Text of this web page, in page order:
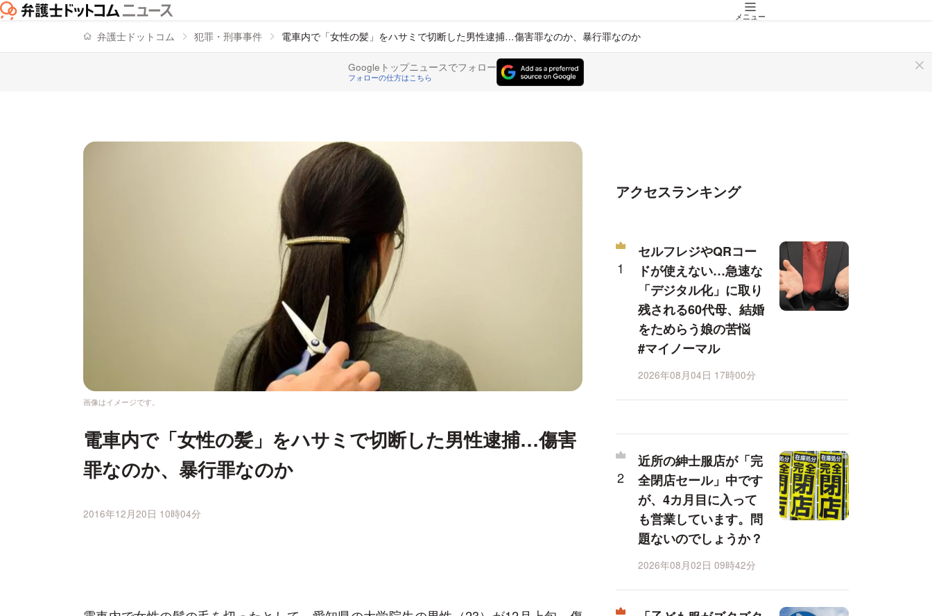
メニュー
弁護士ドットコム 犯罪・刑事事件 電車内で「女性の髪」をハサミで切断した男性逮捕…傷害罪なのか、暴行罪なのか
Googleトップニュースでフォロー
フォローの仕方はこちら
画像はイメージです。
電車内で「女性の髪」をハサミで切断した男性逮捕…傷害
罪なのか、暴行罪なのか
2016年12月20日 10時04分
アクセスランキング
セルフレジやQRコー
ドが使えない…急速な
「デジタル化」に取り
残される60代母、結婚
をためらう娘の苦悩
#マイノーマル
2026年08月04日 17時00分
近所の紳士服店が「完
全閉店セール」中です
が、4カ月目に入って
も営業しています。問
題ないのでしょうか？
2026年08月02日 09時42分